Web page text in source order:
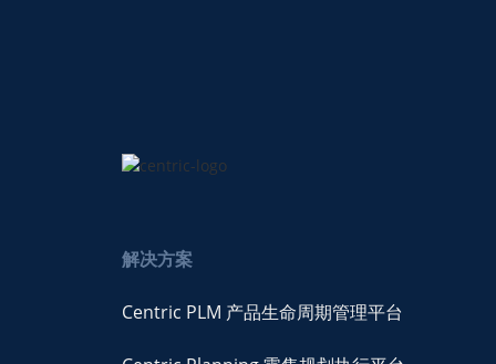
解决方案
Centric PLM 产品生命周期管理平台